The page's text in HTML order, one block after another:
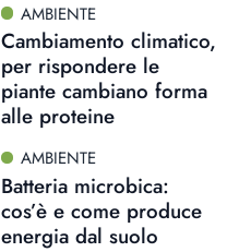
AMBIENTE
Cambiamento climatico,
per rispondere le
piante cambiano forma
alle proteine
AMBIENTE
Batteria microbica:
cos’è e come produce
energia dal suolo